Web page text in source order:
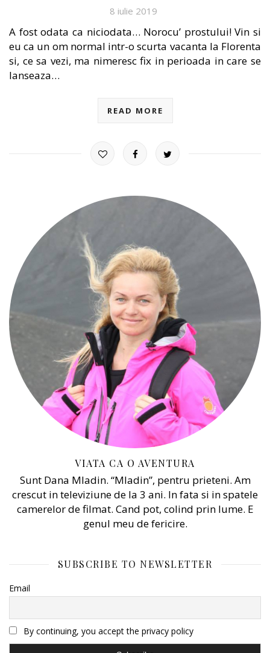
8 iulie 2019
A fost odata ca niciodata… Norocu’ prostului! Vin si
eu ca un om normal intr-o scurta vacanta la Florenta
si, ce sa vezi, ma nimeresc fix in perioada in care se
lanseaza…
READ MORE
VIATA CA O AVENTURA
Sunt Dana Mladin. “Mladin”, pentru prieteni. Am
crescut in televiziune de la 3 ani. In fata si in spatele
camerelor de filmat. Cand pot, colind prin lume. E
genul meu de fericire.
SUBSCRIBE TO NEWSLETTER
Email
By continuing, you accept the privacy policy